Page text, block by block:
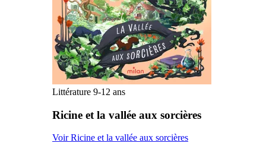
Littérature 9-12 ans
Ricine et la vallée aux sorcières
Voir Ricine et la vallée aux sorcières